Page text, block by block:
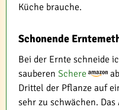
Küche brauche.
Schonende
Bei der Ernte schneide
sauberen Schere
Drittel der Pflanze auf
sehr zu schwächen.